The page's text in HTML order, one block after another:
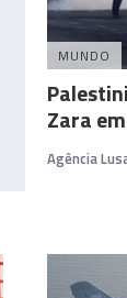
MUNDO
Zara
Agência